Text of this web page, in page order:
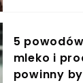
5
mleko i
powinny